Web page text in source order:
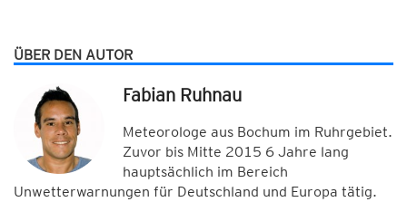
ÜBER DEN AUTOR
Fabian Ruhnau
Meteorologe aus Bochum im Ruhrgebiet.
Zuvor bis Mitte 2015 6 Jahre lang
hauptsächlich im Bereich
Unwetterwarnungen für Deutschland und Europa tätig.